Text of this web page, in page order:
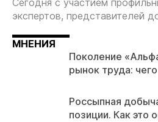
Сегодня с участием
экспертов, представителей
МНЕНИЯ
Поколение
рынок труда:
Россыпная
позиции. Как это